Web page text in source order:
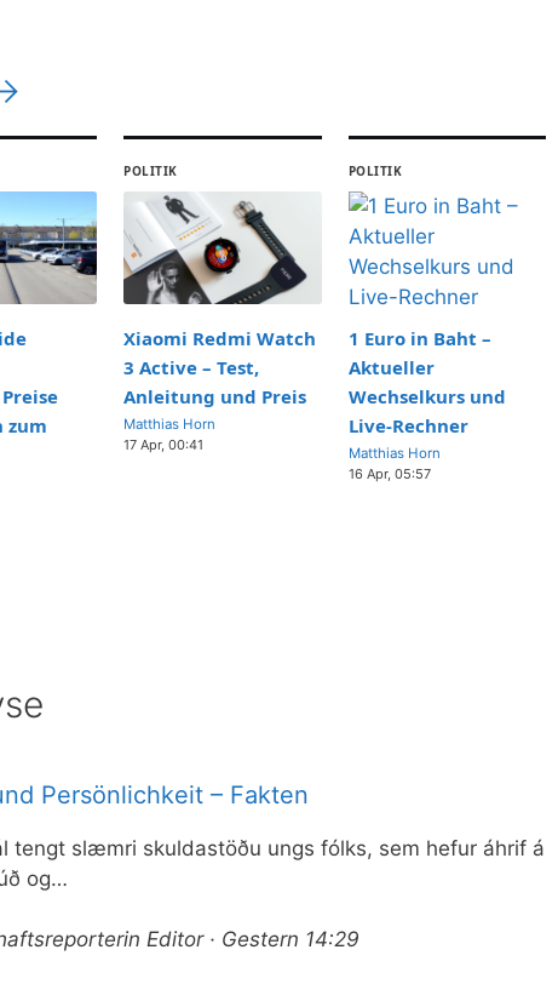
31 JUL, 14:27
REPORTAGE
Ken Block:
Todesursache,
Vermögen und
Vermächtnis erklärt
REPORTAGE
Dieter Hallervorden:
Vermögen, Ehen und
aktuelles Leben
zum
POLITIK
Xiaomi Redmi Watch
3 Active – Test,
Anleitung und Preis
Matthias Horn
17 Apr, 00:41
POLITIK
1 Euro in Baht –
Aktueller
Wechselkurs und
Live-Rechner
Matthias Horn
16 Apr, 05:57
Persönlichkeit – Fakten
tengt slæmri skuldastöðu ungs fólks, sem hefur áhrif á
og…
Editor · Gestern 14:29